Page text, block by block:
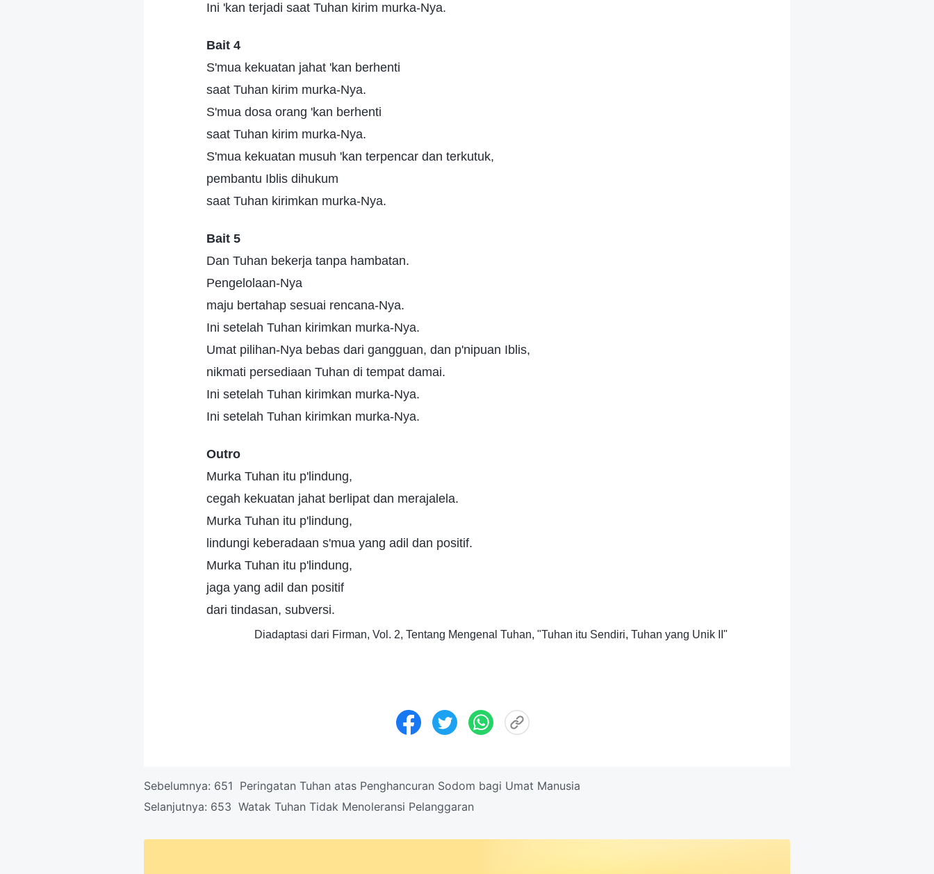
Ini 'kan terjadi saat Tuhan kirim murka-Nya.
Bait 4
S'mua kekuatan jahat 'kan berhenti
saat Tuhan kirim murka-Nya.
S'mua dosa orang 'kan berhenti
saat Tuhan kirim murka-Nya.
S'mua kekuatan musuh 'kan terpencar dan terkutuk,
pembantu Iblis dihukum
saat Tuhan kirimkan murka-Nya.
Bait 5
Dan Tuhan bekerja tanpa hambatan.
Pengelolaan-Nya
maju bertahap sesuai rencana-Nya.
Ini setelah Tuhan kirimkan murka-Nya.
Umat pilihan-Nya bebas dari gangguan, dan p'nipuan Iblis,
nikmati persediaan Tuhan di tempat damai.
Ini setelah Tuhan kirimkan murka-Nya.
Ini setelah Tuhan kirimkan murka-Nya.
Outro
Murka Tuhan itu p'lindung,
cegah kekuatan jahat berlipat dan merajalela.
Murka Tuhan itu p'lindung,
lindungi keberadaan s'mua yang adil dan positif.
Murka Tuhan itu p'lindung,
jaga yang adil dan positif
dari tindasan, subversi.
Diadaptasi dari Firman, Vol. 2, Tentang Mengenal Tuhan, "Tuhan itu Sendiri, Tuhan yang Unik II"
Sebelumnya: 651 Peringatan Tuhan atas Penghancuran Sodom bagi Umat Manusia
Selanjutnya: 653 Watak Tuhan Tidak Menoleransi Pelanggaran